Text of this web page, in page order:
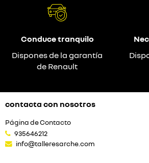
Conduce tranquilo
Dispones de la garantía
de Renault
contacta con nosotros
Página de Contacto
935646212
info@talleresarche.com